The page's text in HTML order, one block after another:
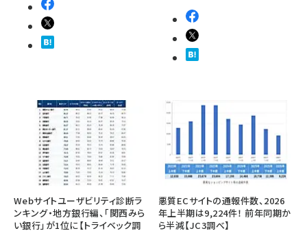
Webサイトユーザビリティ診断ラ
ンキング・地方銀行編、「関西みら
い銀行」が1位に【トライベック調
悪質ECサイトの通報件数、2026
年上半期は9,224件！ 前年同期か
ら半減【JC3調べ】